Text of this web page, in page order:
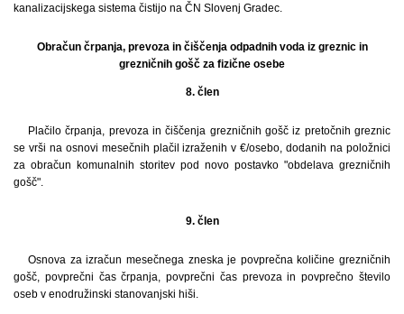
kanalizacijskega sistema čistijo na ČN Slovenj Gradec.
Obračun črpanja, prevoza in čiščenja odpadnih voda iz greznic in
grezničnih gošč za fizične osebe
8. člen
Plačilo črpanja, prevoza in čiščenja grezničnih gošč iz pretočnih greznic
se vrši na osnovi mesečnih plačil izraženih v €/osebo, dodanih na položnici
za obračun komunalnih storitev pod novo postavko "obdelava grezničnih
gošč".
9. člen
Osnova za izračun mesečnega zneska je povprečna količine grezničnih
gošč, povprečni čas črpanja, povprečni čas prevoza in povprečno število
oseb v enodružinski stanovanjski hiši.